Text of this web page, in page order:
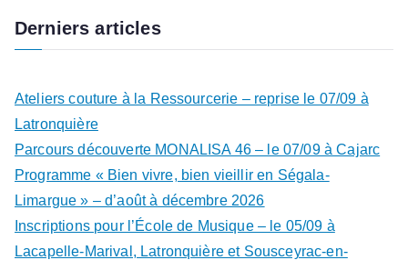
Derniers articles
Ateliers couture à la Ressourcerie – reprise le 07/09 à
Latronquière
Parcours découverte MONALISA 46 – le 07/09 à Cajarc
Programme « Bien vivre, bien vieillir en Ségala-
Limargue » – d’août à décembre 2026
Inscriptions pour l’École de Musique – le 05/09 à
Lacapelle-Marival, Latronquière et Sousceyrac-en-